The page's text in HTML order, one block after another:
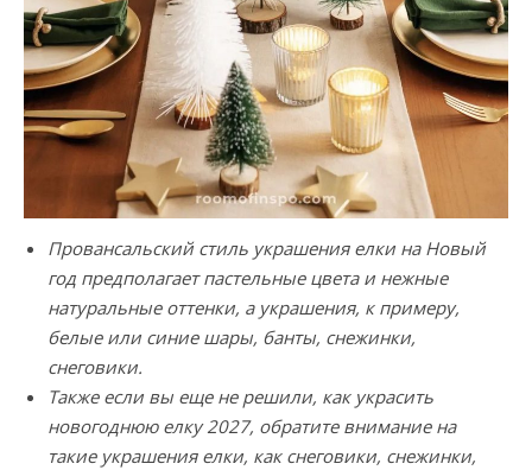
Провансальский стиль украшения елки на Новый
год предполагает пастельные цвета и нежные
натуральные оттенки, а украшения, к примеру,
белые или синие шары, банты, снежинки,
снеговики.
Также если вы еще не решили, как украсить
новогоднюю елку 2027, обратите внимание на
такие украшения елки, как снеговики, снежинки,